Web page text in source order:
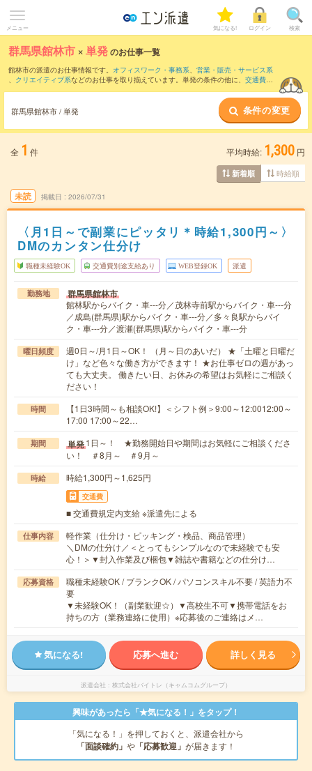
メニュー 気になる! ログイン 検索
群馬県館林市 ×単発のお仕事一覧
館林市の派遣のお仕事情報です。 オフィスワーク・事務系、 営業・販売・サービス系
、 クリエイティブ系などのお仕事を取り揃えています。単発の条件の他に、 交通費別
群馬県館林市 / 単発 条件の変更
全 1 件 平均時給: 1,300 円
新着順 時給順
未読 掲載日 2026/07/31
〈月1日～で副業にピッタリ＊時給1,300円～〉
DMのカンタン仕分け
職種未経験OK 交通費別途支給あり WEB登録OK 派遣
勤務地 群馬県館林市
館林駅からバイク・車---分／茂林寺前駅からバイク・車---分
／成島(群馬県)駅からバイク・車---分／多々良駅からバイ
ク・車---分／渡瀬(群馬県)駅からバイク・車---分
曜日頻度
週0日～/月1日～OK！ （月～日のあいだ） ★「土曜と日曜だ
け」など色々な働き方ができます！ ★お仕事ゼロの週があっ
ても大丈夫。 働きたい日、お休みの希望はお気軽にご相談く
ださい！
時間
【1日3時間～も相談OK!】＜シフト例＞9:00～12:0012:00～
17:00 17:00～22…
期間 単発1日～！ ★勤務開始日や期間はお気軽にご相談くださ
い！ ＃8月～ ＃9月～
時給 時給1,300円～1,625円
交通費
■ 交通費規定内支給 ※派遣先による
仕事内容
軽作業（仕分け・ピッキング・検品、商品管理）
＼DMの仕分け／＜とってもシンプルなので未経験でも安
心！＞▼封入作業及び梱包▼雑誌や書籍などの仕分け…
応募資格
職種未経験OK / ブランクOK / パソコンスキル不要 / 英語力不
要
▼未経験OK！（副業歓迎☆）▼高校生不可▼携帯電話をお
持ちの方（業務連絡に使用）※応募後のご連絡はメ…
気になる! 応募へ進む 詳しく見る
派遣会社 株式会社バイトレ（キャムコムグループ）
興味があったら「★気になる！」をタップ！
「気になる！」を押しておくと、派遣会社から
「面談確約」 や 「応募歓迎」 が届きます！